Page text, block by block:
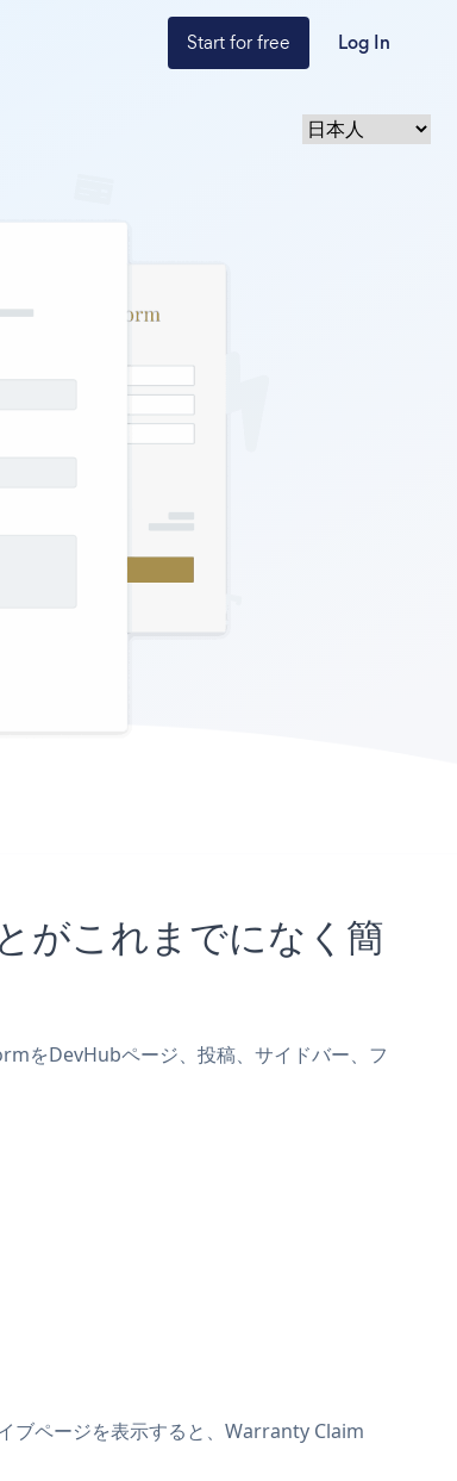
Start for free Log In
これまでになく簡
をDevHubページ、投稿、サイドバー、フ
ブページを表示すると、Warranty Claim